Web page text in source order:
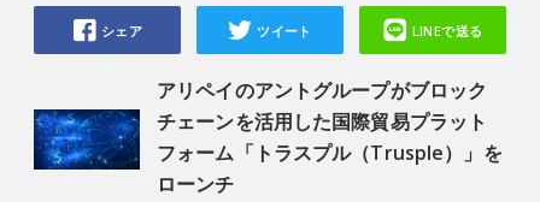
アリペイのアントグループがブロック
チェーンを活用した国際貿易プラット
フォーム「トラスプル（Trusple）」を
ローンチ
シェア ツイート LINEで送る